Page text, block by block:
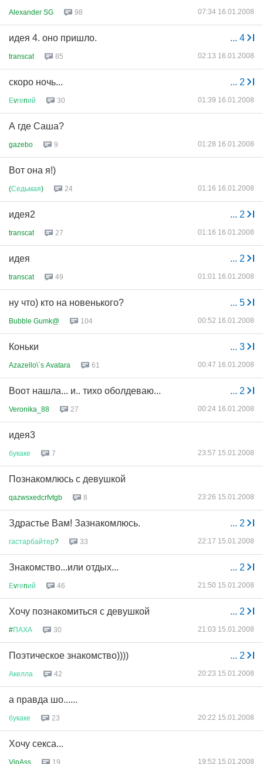
Alexander SG 98 07:34 16.01.2008
... 4
идея 4. оно пришло.
transcat 85 02:13 16.01.2008
... 2
скоро ночь...
Еvгеnий 30 01:39 16.01.2008
А где Саша?
gazebo 9 01:28 16.01.2008
Вот она я!)
(Седьмая) 24 01:16 16.01.2008
... 2
идея2
transcat 27 01:16 16.01.2008
... 2
идея
transcat 49 01:01 16.01.2008
... 5
ну что) кто на новенького?
Bubble Gumk@ 104 00:52 16.01.2008
... 3
Коньки
Azazello\`s Avatara 61 00:47 16.01.2008
... 2
Воот нашла... и.. тихо оболдеваю...
Veronika_88 27 00:24 16.01.2008
идея3
букаке 7 23:57 15.01.2008
Познакомлюсь с девушкой
qazwsxedcrfvtgb 8 23:26 15.01.2008
... 2
Здрастье Вам! Зазнакомлюсь.
гастарбайтер? 33 22:17 15.01.2008
... 2
Знакомство...или отдых...
Еvгеnий 46 21:50 15.01.2008
... 2
Хочу познакомиться с девушкой
#ПАХА 30 21:03 15.01.2008
... 2
Поэтическое знакомство))))
Акелла 42 20:23 15.01.2008
а правда шо......
букаке 23 20:22 15.01.2008
Хочу секса...
VipAss 19 19:52 15.01.2008